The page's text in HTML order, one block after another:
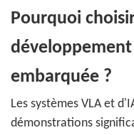
Pourquoi
embarquée ?
Les systèmes VLA et
démonstrations